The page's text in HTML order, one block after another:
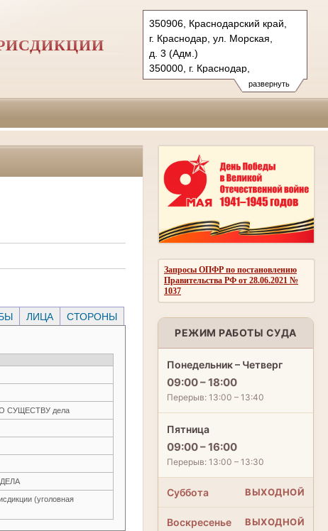
развернуть
350906, Краснодарский край,
г. Краснодар, ул. Морская,
д. 3 (Адм.)
350000, г. Краснодар,
ул. Красная, д.113 (Уг.)
350907, г. Краснодар,
Тел.: (861) 219-24-00
Запросы ОПФР по постановлению
Правительства РФ от 28.06.2021 №
1037
РЕЖИМ РАБОТЫ СУДА
Понедельник – Четверг
09:00 – 18:00
Перерыв: 13:00 – 13:40
Пятница
09:00 – 16:00
Перерыв: 13:00 – 13:30
Суббота ВЫХОДНОЙ
Воскресенье ВЫХОДНОЙ
ЛИЦА СТОРОНЫ
СУЩЕСТВУ дела
(уголовная